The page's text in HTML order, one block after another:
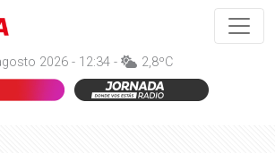
2026 - 12:34 - 2,8ºC